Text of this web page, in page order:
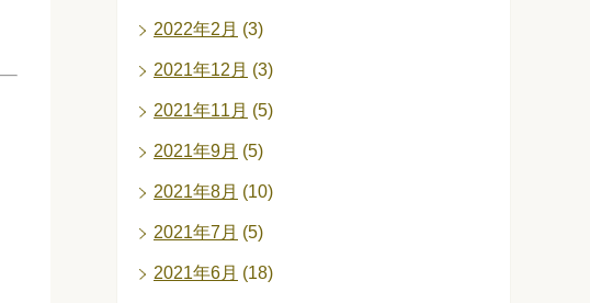
2022年2月 (3)
2021年12月 (3)
2021年11月 (5)
2021年9月 (5)
2021年8月 (10)
2021年7月 (5)
2021年6月 (18)